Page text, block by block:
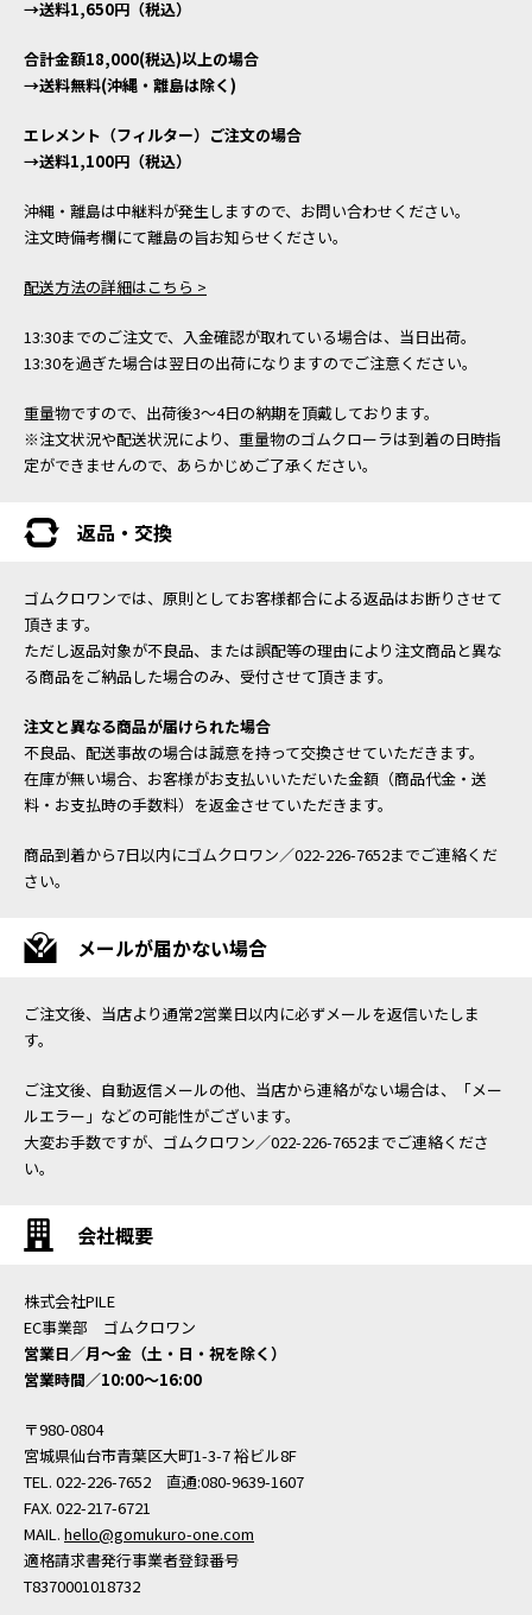
→送料1,650円（税込）
合計金額18,000(税込)以上の場合
→送料無料(沖縄・離島は除く)
エレメント（フィルター）ご注文の場合
→送料1,100円（税込）
沖縄・離島は中継料が発生しますので、お問い合わせください。
注文時備考欄にて離島の旨お知らせください。
配送方法の詳細はこちら >
13:30までのご注文で、入金確認が取れている場合は、当日出荷。
13:30を過ぎた場合は翌日の出荷になりますのでご注意ください。
重量物ですので、出荷後3～4日の納期を頂戴しております。
※注文状況や配送状況により、重量物のゴムクローラは到着の日時指
定ができませんので、あらかじめご了承ください。
返品・交換
ゴムクロワンでは、原則としてお客様都合による返品はお断りさせて
頂きます。
ただし返品対象が不良品、または誤配等の理由により注文商品と異な
る商品をご納品した場合のみ、受付させて頂きます。
注文と異なる商品が届けられた場合
不良品、配送事故の場合は誠意を持って交換させていただきます。
在庫が無い場合、お客様がお支払いいただいた金額（商品代金・送
料・お支払時の手数料）を返金させていただきます。
商品到着から7日以内にゴムクロワン／022-226-7652までご連絡くだ
さい。
メールが届かない場合
ご注文後、当店より通常2営業日以内に必ずメールを返信いたしま
す。
ご注文後、自動返信メールの他、当店から連絡がない場合は、「メー
ルエラー」などの可能性がございます。
大変お手数ですが、ゴムクロワン／022-226-7652までご連絡くださ
い。
会社概要
株式会社PILE
EC事業部 ゴムクロワン
営業日／月〜金（土・日・祝を除く）
営業時間／10:00〜16:00
〒980-0804
宮城県仙台市青葉区大町1-3-7 裕ビル8F
TEL. 022-226-7652 直通:080-9639-1607
FAX. 022-217-6721
MAIL. hello@gomukuro-one.com
適格請求書発行事業者登録番号
T8370001018732